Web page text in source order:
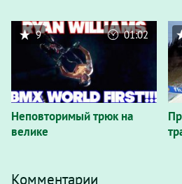
Неповторимый трюк на
велике
9 01:02
Комментарии